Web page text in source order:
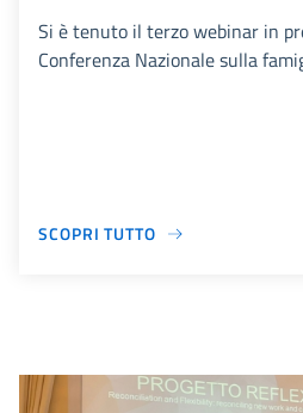
Si è tenuto il terzo webinar in
Conferenza Nazionale sulla
SCOPRI TUTTO